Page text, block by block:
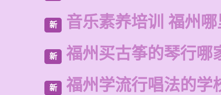
新 音乐素养培训 福州
新 福州买古筝的琴行哪
新 福州学流行唱法的学